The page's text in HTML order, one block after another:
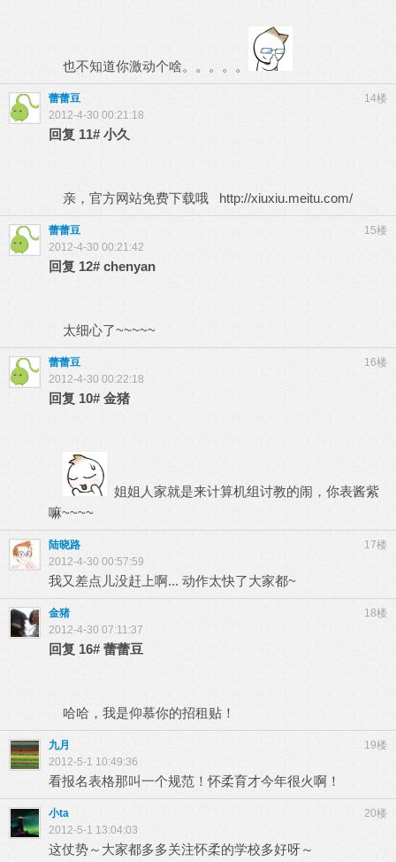
也不知道你激动个啥。。。。。
14楼
蕾蕾豆
2012-4-30 00:21:18
回复 11# 小久
亲，官方网站免费下载哦 http://xiuxiu.meitu.com/
15楼
蕾蕾豆
2012-4-30 00:21:42
回复 12# chenyan
太细心了~~~~~
16楼
蕾蕾豆
2012-4-30 00:22:18
回复 10# 金猪
姐姐人家就是来计算机组讨教的闹，你表酱紫
嘛~~~~
17楼
陆晓路
2012-4-30 00:57:59
我又差点儿没赶上啊... 动作太快了大家都~
18楼
金猪
2012-4-30 07:11:37
回复 16# 蕾蕾豆
哈哈，我是仰慕你的招租贴！
19楼
九月
2012-5-1 10:49:36
看报名表格那叫一个规范！怀柔育才今年很火啊！
20楼
小ta
2012-5-1 13:04:03
这仗势～大家都多多关注怀柔的学校多好呀～